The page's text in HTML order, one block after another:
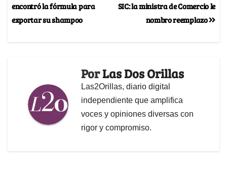
SIC: la ministra de Comercio le
nombro reemplazo
encontró la fórmula para
exportar su shampoo
PorLas Dos Orillas
Las2Orillas, diario digital
independiente que amplifica
voces y opiniones diversas con
rigor y compromiso.